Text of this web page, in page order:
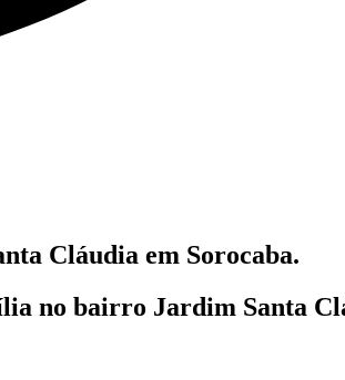
Cláudia em Sorocaba.
no bairro Jardim Santa